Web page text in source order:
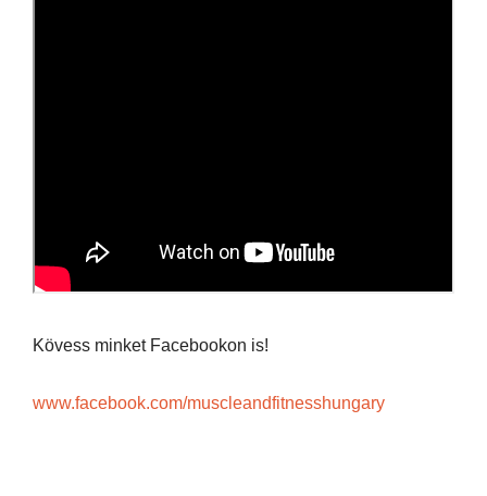
Kövess minket Facebookon is!
www.facebook.com/muscleandfitnesshungary